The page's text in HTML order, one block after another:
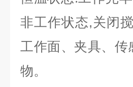
非工作状态,关闭
工作面、夹具、
物。